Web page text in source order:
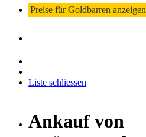
Preise für Goldbarren anzeigen
Liste schliessen
Ankauf von